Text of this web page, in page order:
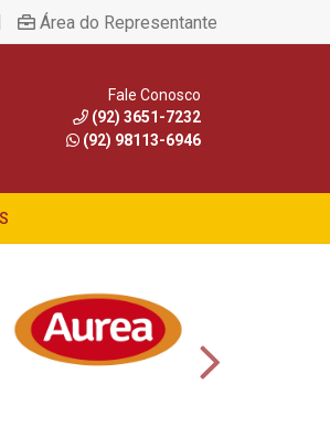
Área do Representante
Fale Conosco
(92) 3651-7232
(92) 98113-6946